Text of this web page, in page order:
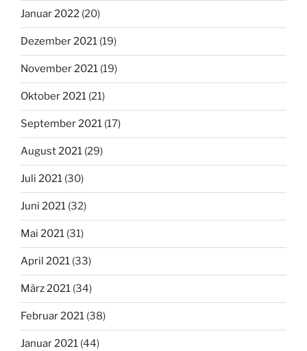
Januar 2022 (20)
Dezember 2021 (19)
November 2021 (19)
Oktober 2021 (21)
September 2021 (17)
August 2021 (29)
Juli 2021 (30)
Juni 2021 (32)
Mai 2021 (31)
April 2021 (33)
März 2021 (34)
Februar 2021 (38)
Januar 2021 (44)